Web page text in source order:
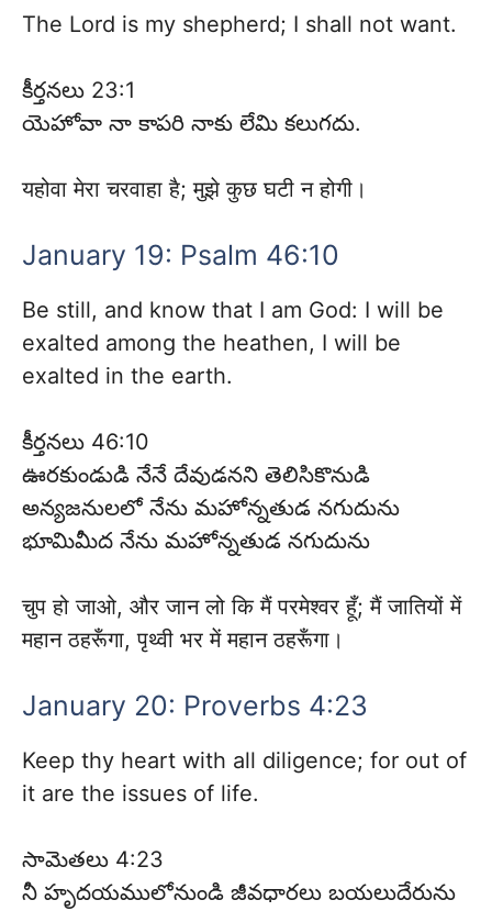
The Lord is my shepherd; I shall not want.
కీర్తనలు 23:1
యెహోవా నా కాపరి నాకు లేమి కలుగదు.
यहोवा मेरा चरवाहा है; मुझे कुछ घटी न होगी।
January 19: Psalm 46:10
Be still, and know that I am God: I will be
exalted among the heathen, I will be
exalted in the earth.
కీర్తనలు 46:10
ఊరకుండుడి నేనే దేవుడనని తెలిసికొనుడి
అన్యజనులలో నేను మహోన్నతుడ నగుదును
భూమిమీద నేను మహోన్నతుడ నగుదును
चुप हो जाओ, और जान लो कि मैं परमेश्वर हूँ; मैं जातियों में
महान ठहरूँगा, पृथ्वी भर में महान ठहरूँगा।
January 20: Proverbs 4:23
Keep thy heart with all diligence; for out of
it are the issues of life.
సామెతలు 4:23
నీ హృదయములోనుండి జీవధారలు బయలుదేరును